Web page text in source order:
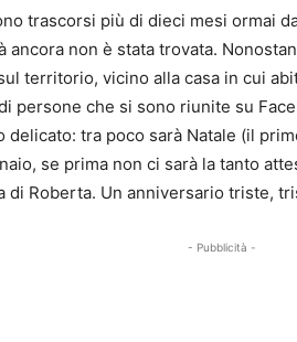
trascorsi più di dieci mesi ormai
ancora non è stata trovata.
territorio, vicino alla casa in cui
persone che si sono riunite su
delicato: tra poco sarà Natale (il
se prima non ci sarà la tanto
di Roberta. Un anniversario triste,
- Pubblicità -